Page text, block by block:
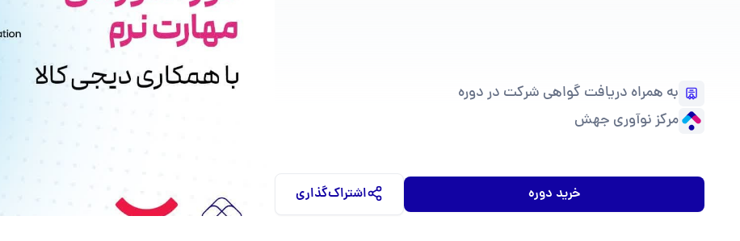
به همراه دریافت گواهی شرکت در دوره
مرکز نوآوری جهش
خرید دوره اشتراک‌گذاری